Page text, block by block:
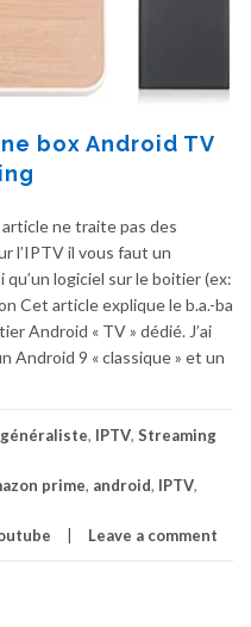
box Android TV
ne traite pas des
l’IPTV il vous faut un
logiciel sur le boitier (ex:
Cet article explique le b.a.-ba
Android « TV » dédié. J’ai
Android 9 « classique » et un
, IPTV, Streaming
prime, android, IPTV,
Leave a comment